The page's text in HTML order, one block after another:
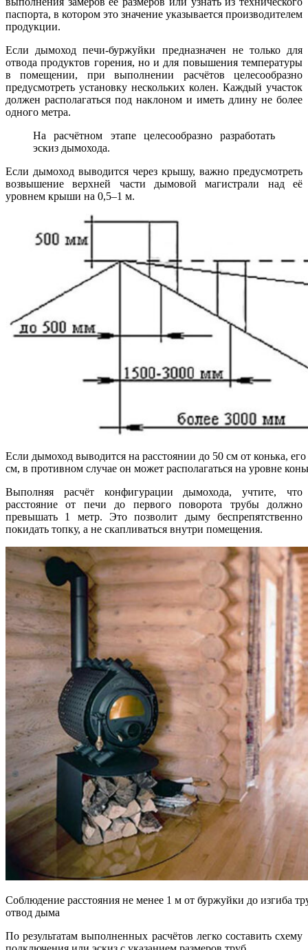
паспорта, в котором это значение указывается производителем
продукции.
Если дымоход печи-буржуйки предназначен не только для
отвода продуктов горения, но и для повышения температуры
в помещении, при выполнении расчётов целесообразно
предусмотреть установку нескольких колен. Каждый участок
должен располагаться под наклоном и иметь длину не более
одного метра.
На расчётном этапе целесообразно разработать
эскиз дымохода.
Если дымоход выводится через крышу, важно предусмотреть
возвышение верхней части дымовой магистрали над её
уровнем крыши на 0,5–1 м.
Если дымоход выводится на расстоянии до 50 см от конька,
см, в противном случае он может располагаться на уровне
Выполняя расчёт конфигурации дымохода, учтите, что
расстояние от печи до первого поворота трубы должно
превышать 1 метр. Это позволит дыму беспрепятственно
покидать топку, а не скапливаться внутри помещения.
Соблюдение расстояния не менее 1 м от буржуйки до изгиба
отвод дыма
По результатам выполненных расчётов легко составить схему